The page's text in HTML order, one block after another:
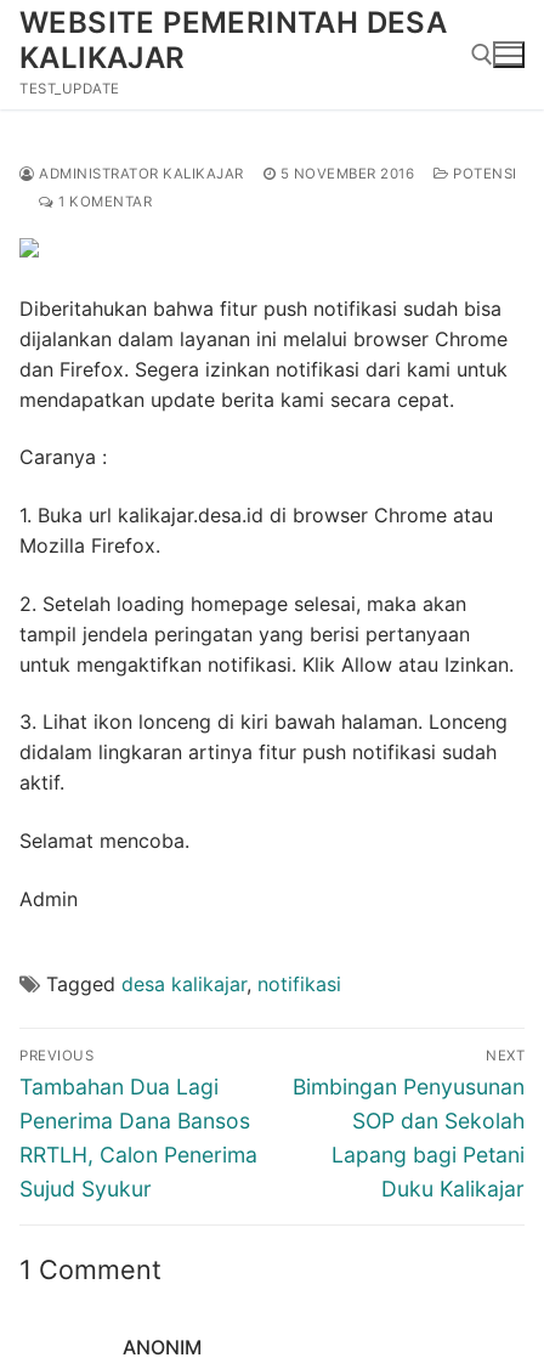
Lompat
konten
WEBSITE PEMERINTAH DESA
KALIKAJAR
TEST_UPDATE
ADMINISTRATOR KALIKAJAR 5 NOVEMBER 2016
POTENSI
1 KOMENTAR
Diberitahukan bahwa fitur push notifikasi sudah bisa
dijalankan dalam layanan ini melalui browser Chrome
dan Firefox. Segera izinkan notifikasi dari kami untuk
mendapatkan update berita kami secara cepat.
Caranya :
1. Buka url kalikajar.desa.id di browser Chrome atau
Mozilla Firefox.
2. Setelah loading homepage selesai, maka akan
tampil jendela peringatan yang berisi pertanyaan
untuk mengaktifkan notifikasi. Klik Allow atau Izinkan.
3. Lihat ikon lonceng di kiri bawah halaman. Lonceng
didalam lingkaran artinya fitur push notifikasi sudah
aktif.
Selamat mencoba.
Admin
Tagged desa kalikajar, notifikasi
Navigasi
pos
PREVIOUS
Previous
post:
Tambahan Dua Lagi
Penerima Dana Bansos
RRTLH, Calon Penerima
Sujud Syukur
NEXT
Next
Bimbingan Penyusunan
SOP dan Sekolah
Lapang bagi Petani
Duku Kalikajar
1 Comment
ANONIM